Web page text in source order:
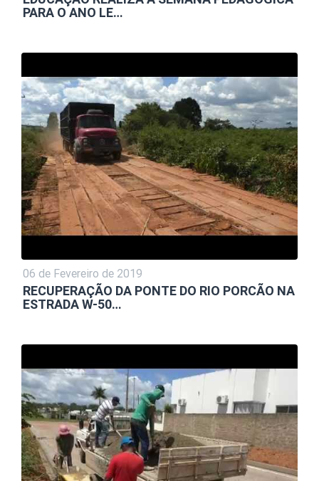
PARA O ANO LE…
06 de Fevereiro de 2019
RECUPERAÇÃO DA PONTE DO RIO PORCÃO NA
ESTRADA W-50…